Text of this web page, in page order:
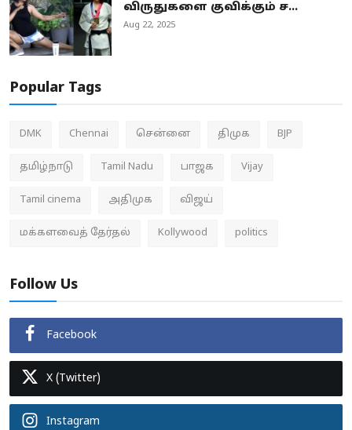
விருதுகளை குவிக்கும் ச...
Aug 22, 2025
Popular Tags
DMK Chennai சென்னை திமுக BJP
தமிழ்நாடு Tamil Nadu பாஜக Vijay
Tamil cinema அதிமுக விஜய்
மக்களவைத் தேர்தல் Kollywood politics
Follow Us
Facebook
X (Twitter)
Instagram